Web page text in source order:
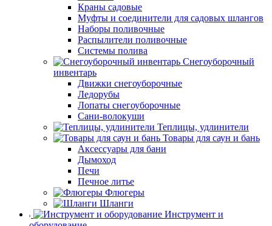
Краны садовые
Муфты и соединители для садовых шлангов
Наборы поливочные
Распылители поливочные
Системы полива
Снегоуборочный
инвентарь
Движки снегоуборочные
Ледорубы
Лопаты снегоуборочные
Сани-волокуши
Теплицы, удлинители
Товары для саун и бань
Аксессуары для бани
Дымоход
Печи
Печное литье
Флюгеры
Шланги
Инструмент и